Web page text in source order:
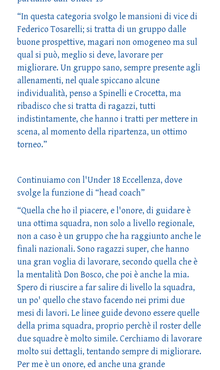
“In questa categoria svolgo le mansioni di vice di
Federico Tosarelli; si tratta di un gruppo dalle
buone prospettive, magari non omogeneo ma sul
qual si può, meglio si deve, lavorare per
migliorare. Un gruppo sano, sempre presente agli
allenamenti, nel quale spiccano alcune
individualità, penso a Spinelli e Crocetta, ma
ribadisco che si tratta di ragazzi, tutti
indistintamente, che hanno i tratti per mettere in
scena, al momento della ripartenza, un ottimo
torneo.”
Continuiamo con l'Under 18 Eccellenza, dove
svolge la funzione di “head coach”
“Quella che ho il piacere, e l'onore, di guidare è
una ottima squadra, non solo a livello regionale,
non a caso è un gruppo che ha raggiunto anche le
finali nazionali. Sono ragazzi super, che hanno
una gran voglia di lavorare, secondo quella che è
la mentalità Don Bosco, che poi è anche la mia.
Spero di riuscire a far salire di livello la squadra,
un po' quello che stavo facendo nei primi due
mesi di lavori. Le linee guide devono essere quelle
della prima squadra, proprio perchè il roster delle
due squadre è molto simile. Cerchiamo di lavorare
molto sui dettagli, tentando sempre di migliorare.
Per me è un onore, ed anche una grande